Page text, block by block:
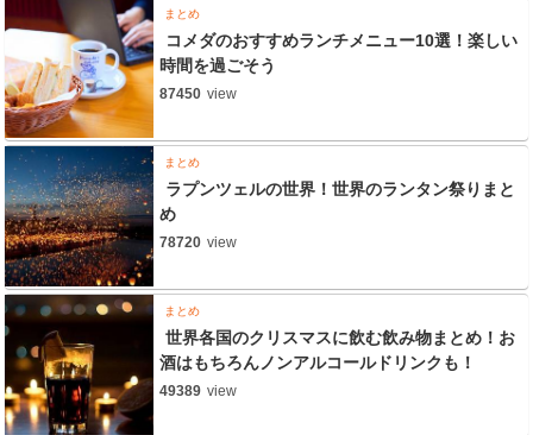
まとめ
コメダのおすすめランチメニュー10選！楽しい
時間を過ごそう
87450 view
まとめ
ラプンツェルの世界！世界のランタン祭りまと
め
78720 view
まとめ
世界各国のクリスマスに飲む飲み物まとめ！お
酒はもちろんノンアルコールドリンクも！
49389 view